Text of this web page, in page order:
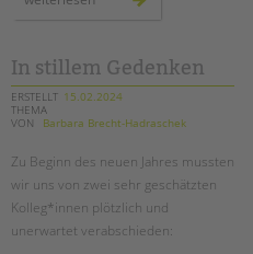
In stillem Gedenken
ERSTELLT 15.02.2024
THEMA
VON
Barbara Brecht-Hadraschek
Zu Beginn des neuen Jahres mussten
wir uns von zwei sehr geschätzten
Kolleg*innen plötzlich und
unerwartet verabschieden: